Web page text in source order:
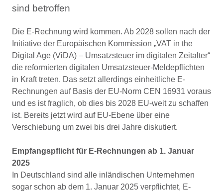
sind betroffen
Die E-Rechnung wird kommen. Ab 2028 sollen nach der
Initiative der Europäischen Kommission „VAT in the
Digital Age (ViDA) – Umsatzsteuer im digitalen Zeitalter“
die reformierten digitalen Umsatzsteuer-Meldepflichten
in Kraft treten. Das setzt allerdings einheitliche E-
Rechnungen auf Basis der EU-Norm CEN 16931 voraus
und es ist fraglich, ob dies bis 2028 EU-weit zu schaffen
ist. Bereits jetzt wird auf EU-Ebene über eine
Verschiebung um zwei bis drei Jahre diskutiert.
Empfangspflicht für E-Rechnungen ab 1. Januar
2025
In Deutschland sind alle inländischen Unternehmen
sogar schon ab dem 1. Januar 2025 verpflichtet, E-